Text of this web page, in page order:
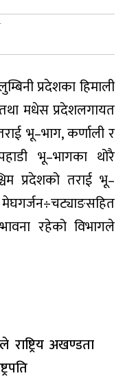
प्रदेशका हिमाली
मधेस प्रदेशलगायत
भू–भाग, कर्णाली र
भू–भागका थोरै
प्रदेशको तराई भू–
रहेको विभागले
राष्ट्रिय अखण्डता